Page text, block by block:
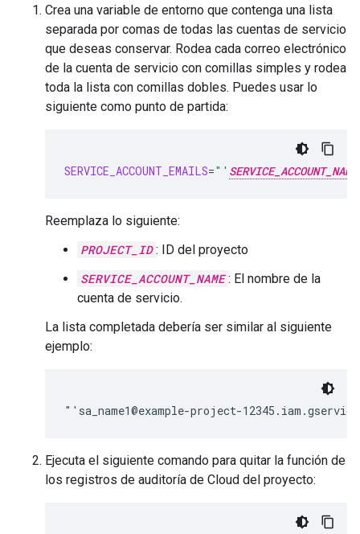
Crea una variable de entorno que contenga una lista
separada por comas de todas las cuentas de servicio
que deseas conservar. Rodea cada correo electrónico
de la cuenta de servicio con comillas simples y rodea
toda la lista con comillas dobles. Puedes usar lo
siguiente como punto de partida:
SERVICE_ACCOUNT_EMAILS="' SERVICE_ACCOUNT_NAME
Reemplaza lo siguiente:
PROJECT_ID : ID del proyecto
SERVICE_ACCOUNT_NAME : El nombre de la
cuenta de servicio.
La lista completada debería ser similar al siguiente
ejemplo:
Ejecuta el siguiente comando para quitar la función de
los registros de auditoría de Cloud del proyecto: